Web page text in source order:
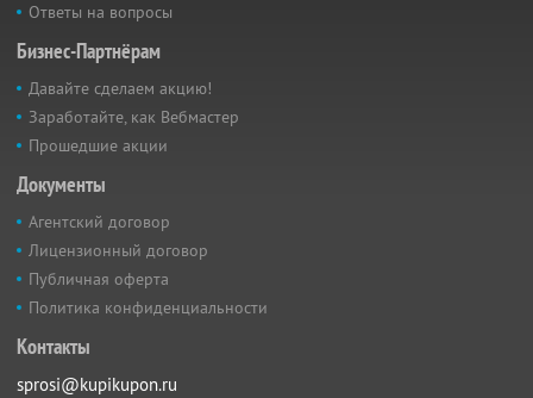
Ответы на вопросы
Бизнес-Партнёрам
Давайте сделаем акцию!
Заработайте, как Вебмастер
Прошедшие акции
Документы
Агентский договор
Лицензионный договор
Публичная оферта
Политика конфиденциальности
Контакты
sprosi@kupikupon.ru